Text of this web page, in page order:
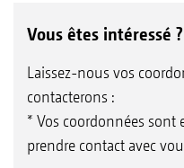
Vous êtes intéressé ?
Laissez-nous vos
contacterons :
* Vos coordonnées
prendre contact avec